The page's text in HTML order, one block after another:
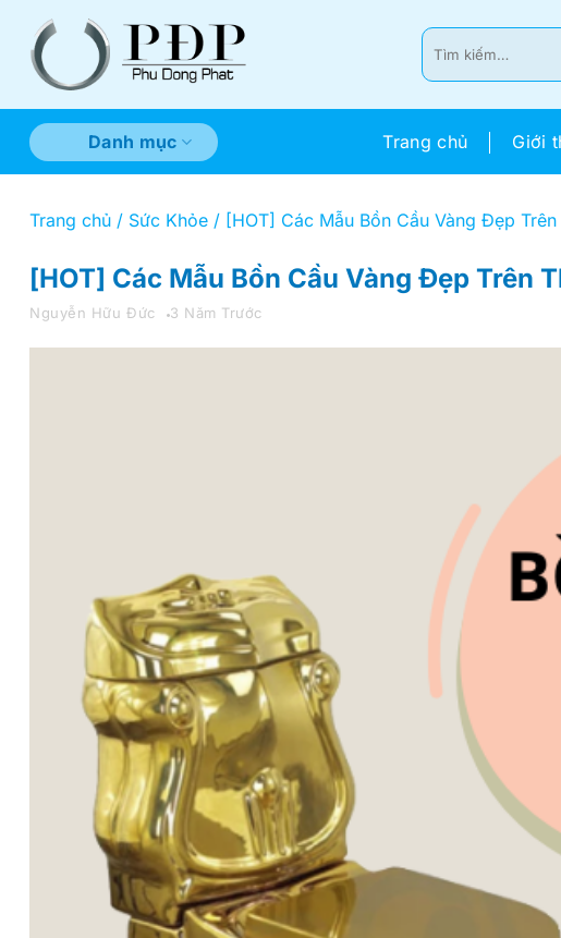
Tìm
kiếm:
Danh mục Trang chủ Giới
Trang chủ / Sức Khỏe / [HOT] Các Mẫu Bồn Cầu Vàng Đẹp
[HOT] Các Mẫu Bồn Cầu Vàng Đẹp Trên
Nguyễn Hữu Đức 3 Năm Trước